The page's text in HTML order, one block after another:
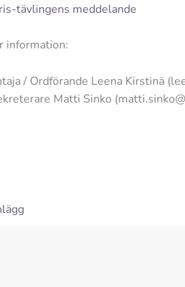
tävlingens meddelande
information:
/ Ordförande Leena Kirstinä
Matti Sinko